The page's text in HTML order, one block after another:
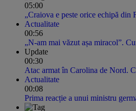
05:00
„Craiova e peste orice echipă
Actualitate
00:56
„N-am mai văzut așa miracol”.
Update
00:30
Atac armat în Carolina de Nord.
Actualitate
00:08
Prima reacție a unui ministru